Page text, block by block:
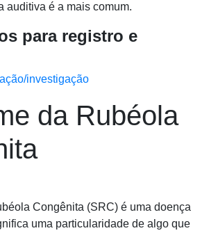
auditiva é a mais comum.
para registro e
investigação
da Rubéola
Congênita (SRC) é uma doença
uma particularidade de algo que